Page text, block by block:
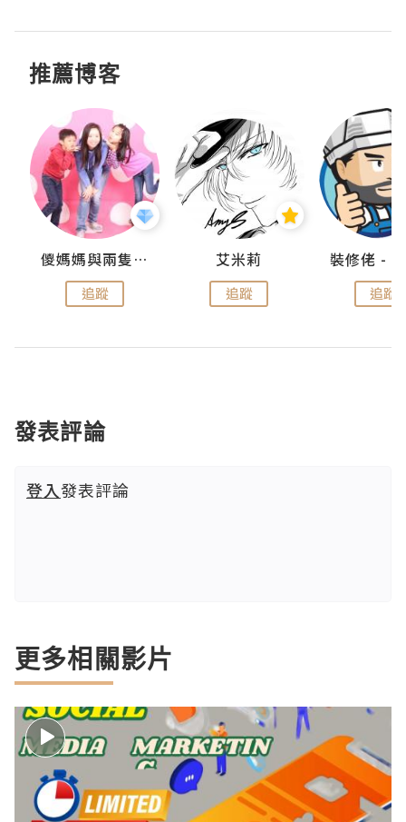
推薦博客
儍媽媽與兩隻小魔怪之家
追蹤
艾米莉
追蹤 追蹤
發表評論
登入發表評論
更多相關影片